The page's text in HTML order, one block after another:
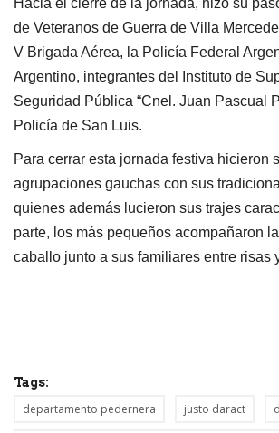
de Veteranos de Guerra de Villa
V Brigada Aérea, la Policía Federal
Argentino, integrantes del Instituto de
Seguridad Pública “Cnel. Juan Pascual
Policía de San Luis.
Para cerrar esta jornada festiva hicieron
agrupaciones gauchas con sus
quienes además lucieron sus trajes
parte, los más pequeños acompañaron
caballo junto a sus familiares entre risas
Tags:
departamento pedernera justo daract